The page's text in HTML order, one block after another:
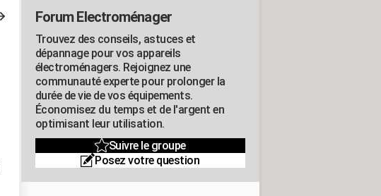
Forum Electroménager
Trouvez des conseils, astuces et
dépannage pour vos appareils
électroménagers. Rejoignez une
communauté experte pour prolonger la
durée de vie de vos équipements.
Économisez du temps et de l'argent en
optimisant leur utilisation.
Suivre le groupe
Posez votre question